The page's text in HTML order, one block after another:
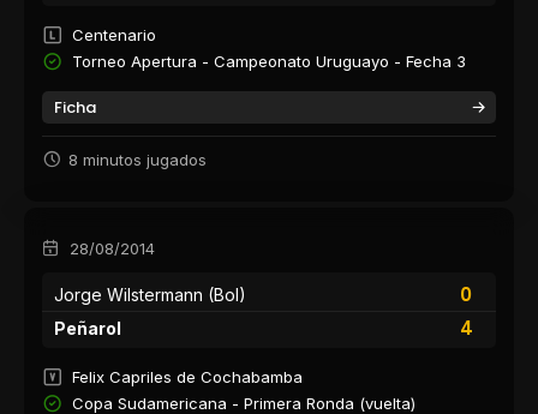
Centenario
Torneo Apertura - Campeonato Uruguayo - Fecha 3
Ficha
8 minutos jugados
28/08/2014
Jorge Wilstermann (Bol)
0
4
Peñarol
Felix Capriles de Cochabamba
Copa Sudamericana - Primera Ronda (vuelta)